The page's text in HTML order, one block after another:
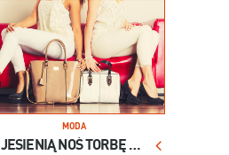
MODA
JESIENIĄ NOŚ TORBĘ XXL